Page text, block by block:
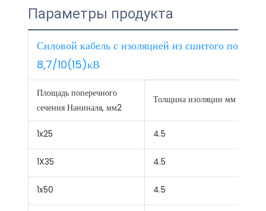
Параметры продукта
Силовой кабель с изоляцией из сшитого
8,7/10(15)кВ
Площадь поперечного
сечения Наниналя, мм2
Толщина изоляции мм
1x25 4.5
1X35 4.5
1x50 4.5